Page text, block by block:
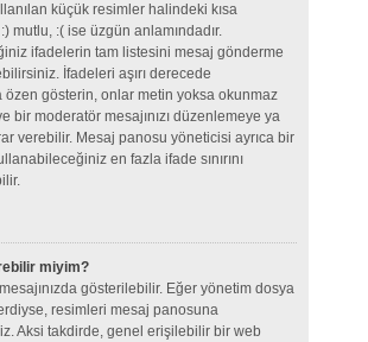
küçük resimler halindeki kısa
mutlu, :( ise üzgün anlamındadır.
ifadelerin tam listesini mesaj gönderme
İfadeleri aşırı derecede
özen gösterin, onlar metin yoksa okunmaz
bir moderatör mesajınızı düzenlemeye ya
verebilir. Mesaj panosu yöneticisi ayrıca bir
en fazla ifade sınırını
miyim?
gösterilebilir. Eğer yönetim dosya
resimleri mesaj panosuna
Aksi takdirde, genel erişilebilir bir web